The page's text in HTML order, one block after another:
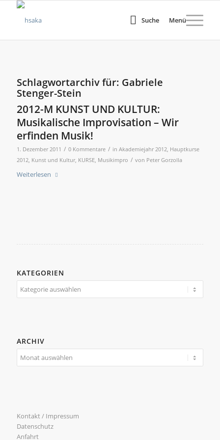
Suche Menü
Schlagwortarchiv für: Gabriele
Stenger-Stein
2012-M KUNST UND KULTUR:
Musikalische Improvisation – Wir
erfinden Musik!
1. Dezember 2011 / 0 Kommentare / in Akademiejahr 2012, Hauptkurse
2012, Kunst und Kultur, KURSE, Musikimpro / von Peter Gorzolla
Weiterlesen
KATEGORIEN
Kategorien
ARCHIV
Kontakt / Impressum
Datenschutz
Anfahrt